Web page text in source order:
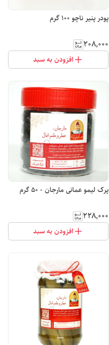
پودر پنیر ناچو 100 گرم
۲۰۸٬۰۰۰
افزودن به سبد
پرک لیمو عمانی مارجان - 50 گرم
۲۲۸٬۰۰۰
افزودن به سبد